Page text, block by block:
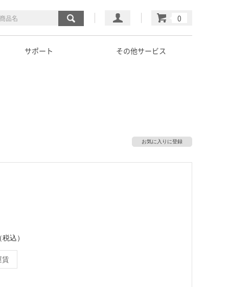
マイページ
カート
サポート その他サービス
お気に入りに登録
込）
賃